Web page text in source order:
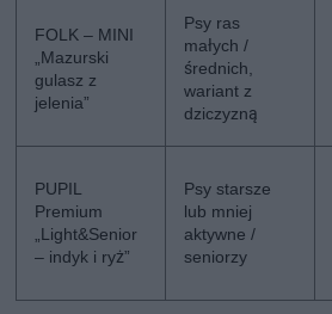
FOLK – MINI
„Mazurski
gulasz z
jelenia”
Psy ras
małych /
średnich,
wariant z
dziczyzną
PUPIL
Premium
„Light&Senior
– indyk i ryż”
Psy starsze
lub mniej
aktywne /
seniorzy